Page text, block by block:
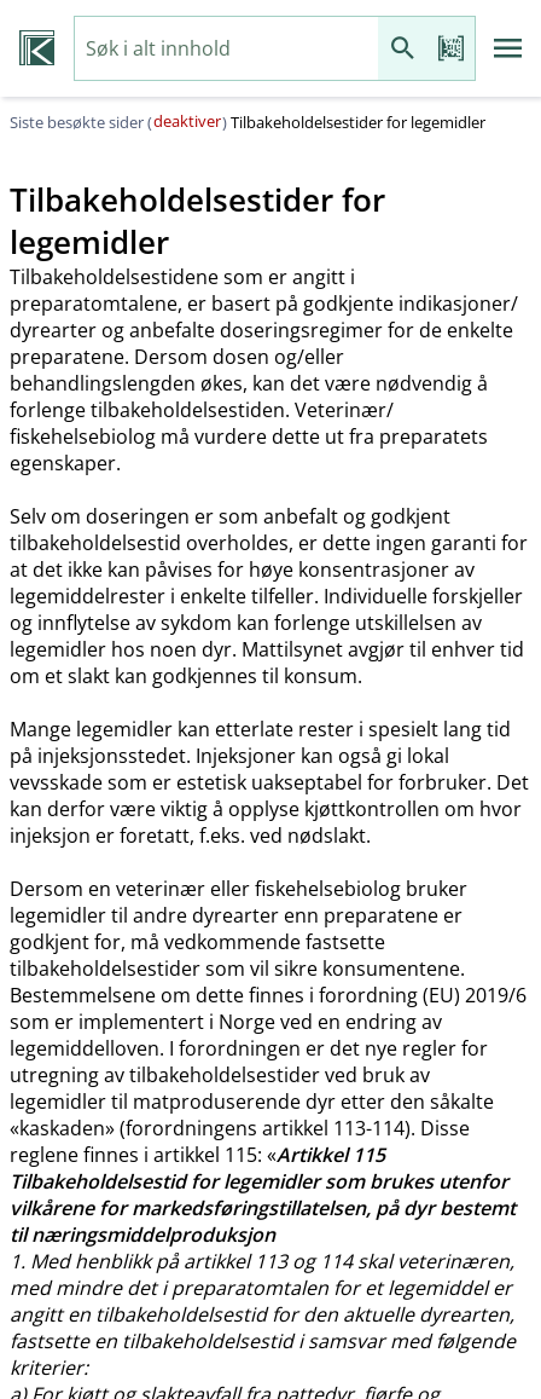
Siste besøkte sider (deaktiver)Tilbakeholdelsestider for legemidler
Tilbakeholdelsestider for
legemidler
Tilbakeholdelsestidene som er angitt i
preparatomtalene, er basert på godkjente indikasjoner​/​
dyrearter og anbefalte doseringsregimer for de enkelte
preparatene. Dersom dosen og​/​eller
behandlingslengden økes, kan det være nødvendig å
forlenge tilbakeholdelsestiden. Veterinær​/​
fiskehelsebiolog må vurdere dette ut fra preparatets
egenskaper.
Selv om doseringen er som anbefalt og godkjent
tilbakeholdelsestid overholdes, er dette ingen garanti for
at det ikke kan påvises for høye konsentrasjoner av
legemiddelrester i enkelte tilfeller. Individuelle forskjeller
og innflytelse av sykdom kan forlenge utskillelsen av
legemidler hos noen dyr. Mattilsynet avgjør til enhver tid
om et slakt kan godkjennes til konsum.
Mange legemidler kan etterlate rester i spesielt lang tid
på injeksjonsstedet. Injeksjoner kan også gi lokal
vevsskade som er estetisk uakseptabel for forbruker. Det
kan derfor være viktig å opplyse kjøttkontrollen om hvor
injeksjon er foretatt, f.eks. ved nødslakt.
Dersom en veterinær eller fiskehelsebiolog bruker
legemidler til andre dyrearter enn preparatene er
godkjent for, må vedkommende fastsette
tilbakeholdelsestider som vil sikre konsumentene.
Bestemmelsene om dette finnes i forordning (EU) 2019/6
som er implementert i Norge ved en endring av
legemiddelloven. I forordningen er det nye regler for
utregning av tilbakeholdelsestider ved bruk av
legemidler til matproduserende dyr etter den såkalte
«kaskaden» (forordningens artikkel 113-114). Disse
reglene finnes i artikkel 115: «Artikkel 115
Tilbakeholdelsestid for legemidler som brukes utenfor
vilkårene for markedsføringstillatelsen, på dyr bestemt
til næringsmiddelproduksjon
1. Med henblikk på artikkel 113 og 114 skal veterinæren,
med mindre det i preparatomtalen for et legemiddel er
angitt en tilbakeholdelsestid for den aktuelle dyrearten,
fastsette en tilbakeholdelsestid i samsvar med følgende
kriterier: